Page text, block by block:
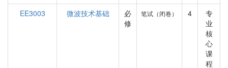
EE3003
微波技术基础
必
修
笔试（闭卷） 4
专
业
核
心
课
程